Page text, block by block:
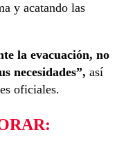
y acatando las
la evacuación, no
necesidades”, así
oficiales.